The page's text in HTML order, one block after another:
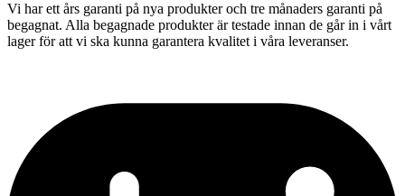
Vi har ett års garanti på nya produkter och tre månaders garanti på
begagnat. Alla begagnade produkter är testade innan de går in i vårt
lager för att vi ska kunna garantera kvalitet i våra leveranser.